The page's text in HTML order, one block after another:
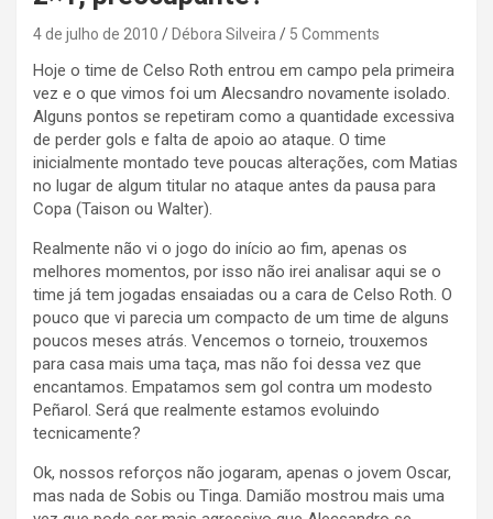
4 de julho de 2010 Débora Silveira 5 Comments
Hoje o time de Celso Roth entrou em campo pela primeira
vez e o que vimos foi um Alecsandro novamente isolado.
Alguns pontos se repetiram como a quantidade excessiva
de perder gols e falta de apoio ao ataque. O time
inicialmente montado teve poucas alterações, com Matias
no lugar de algum titular no ataque antes da pausa para
Copa (Taison ou Walter).
Realmente não vi o jogo do início ao fim, apenas os
melhores momentos, por isso não irei analisar aqui se o
time já tem jogadas ensaiadas ou a cara de Celso Roth. O
pouco que vi parecia um compacto de um time de alguns
poucos meses atrás. Vencemos o torneio, trouxemos
para casa mais uma taça, mas não foi dessa vez que
encantamos. Empatamos sem gol contra um modesto
Peñarol. Será que realmente estamos evoluindo
tecnicamente?
Ok, nossos reforços não jogaram, apenas o jovem Oscar,
mas nada de Sobis ou Tinga. Damião mostrou mais uma